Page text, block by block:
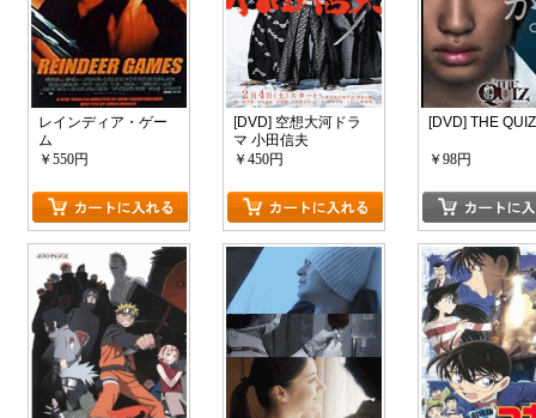
レインディア・ゲー
ム
￥550円
[DVD] 空想大河ドラ
マ 小田信夫
￥450円
[DVD] THE QUIZ
￥98円